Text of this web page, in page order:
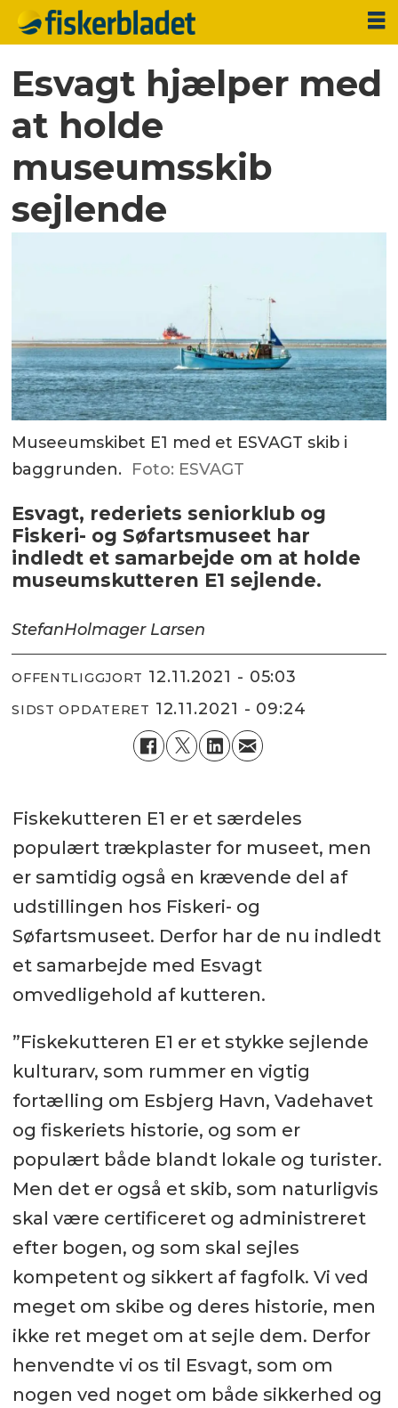
Esvagt hjælper med
at holde
museumsskib
sejlende
Museeumskibet E1 med et ESVAGT skib i
baggrunden. Foto: ESVAGT
Esvagt, rederiets seniorklub og
Fiskeri- og Søfartsmuseet har
indledt et samarbejde om at holde
museumskutteren E1 sejlende.
StefanHolmager Larsen
OFFENTLIGGJORT 12.11.2021 - 05:03
SIDST OPDATERET 12.11.2021 - 09:24
Fiskekutteren E1 er et særdeles
populært trækplaster for museet, men
er samtidig også en krævende del af
udstillingen hos Fiskeri- og
Søfartsmuseet. Derfor har de nu indledt
et samarbejde med Esvagt
omvedligehold af kutteren.
”Fiskekutteren E1 er et stykke sejlende
kulturarv, som rummer en vigtig
fortælling om Esbjerg Havn, Vadehavet
og fiskeriets historie, og som er
populært både blandt lokale og turister.
Men det er også et skib, som naturligvis
skal være certificeret og administreret
efter bogen, og som skal sejles
kompetent og sikkert af fagfolk. Vi ved
meget om skibe og deres historie, men
ikke ret meget om at sejle dem. Derfor
henvendte vi os til Esvagt, som om
nogen ved noget om både sikkerhed og